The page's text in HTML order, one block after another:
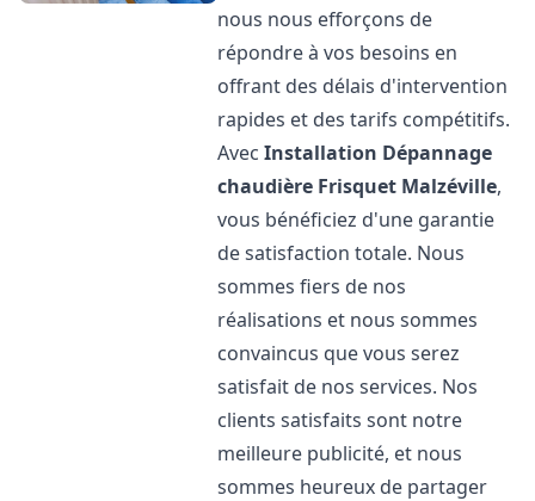
nous nous efforçons de
répondre à vos besoins en
offrant des délais d'intervention
rapides et des tarifs compétitifs.
AvecInstallation Dépannage
chaudière Frisquet Malzéville,
vous bénéficiez d'une garantie
de satisfaction totale. Nous
sommes fiers de nos
réalisations et nous sommes
convaincus que vous serez
satisfait de nos services. Nos
clients satisfaits sont notre
meilleure publicité, et nous
sommes heureux de partager